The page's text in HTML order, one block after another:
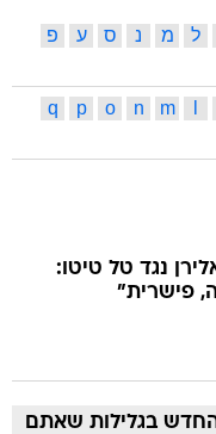
ל מ נ ס ע
פ
m
n
o
p
q
נגד טל טיטו:
פישרית"
בגלילות שאתם